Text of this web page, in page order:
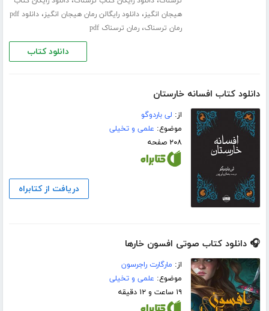
هیجان انگیز،دانلود رایگالن رمان هیجان انگیز،
دانلود pdf
رمان ترسناک،رمان ترسناک pdf
دانلود کتاب
دانلود کتاب افسانه خارستان
از: لی باردوگو
موضوع: علمی و تخیلی
۲۰۸ صفحه
دریافت از کتابراه
🎧 دانلود کتاب صوتی افسون خارها
از: مارگارت راجرسون
موضوع: علمی و تخیلی
۱۹ ساعت و ۱۲ دقیقه